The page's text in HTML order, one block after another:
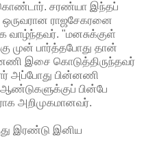
கொண்டார். சரண்யா இந்தப்
ராஜசேகரனை
"மனசுக்குள்
முன் பார்த்தபோது தான்
இசை கொடுத்திருந்தவர்
அப்போது பின்னணி
பின்பே
அறிமுகமானவர்.
இரண்டு இனிய